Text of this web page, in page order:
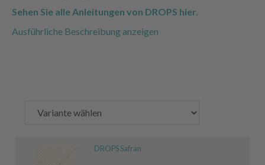
Sehen Sie alle Anleitungen von DROPS hier.
Ausführliche Beschreibung anzeigen
DROPS Safran